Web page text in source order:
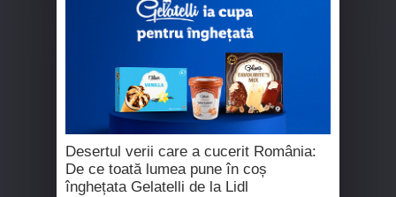
Desertul verii care a cucerit România:
De ce toată lumea pune în coș
înghețata Gelatelli de la Lidl